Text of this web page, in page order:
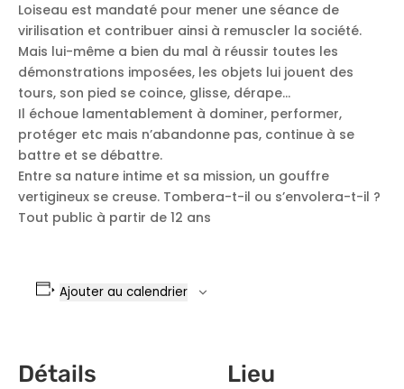
Loiseau est mandaté pour mener une séance de
virilisation et contribuer ainsi à remuscler la société.
Mais lui-même a bien du mal à réussir toutes les
démonstrations imposées, les objets lui jouent des
tours, son pied se coince, glisse, dérape…
Il échoue lamentablement à dominer, performer,
protéger etc mais n’abandonne pas, continue à se
battre et se débattre.
Entre sa nature intime et sa mission, un gouffre
vertigineux se creuse. Tombera-t-il ou s’envolera-t-il ?
Tout public à partir de 12 ans
Ajouter au calendrier
Détails Lieu